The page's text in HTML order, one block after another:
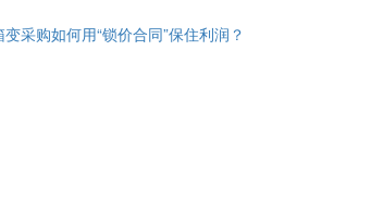
采购如何用“锁价合同”保住利润？